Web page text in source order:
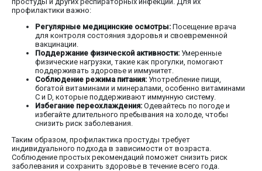
профилактики важно:
Регулярные медицинские осмотры: Посещение врача
для контроля состояния здоровья и своевременной
вакцинации.
Поддержание физической активности: Умеренные
физические нагрузки, такие как прогулки, помогают
поддерживать здоровье и иммунитет.
Соблюдение режима питания: Употребление пищи,
богатой витаминами и минералами, особенно витаминами
C и D, которые поддерживают иммунную систему.
Избегание переохлаждения: Одевайтесь по погоде и
избегайте длительного пребывания на холоде, чтобы
снизить риск заболевания.
Таким образом, профилактика простуды требует
индивидуального подхода в зависимости от возраста.
Соблюдение простых рекомендаций поможет снизить риск
заболевания и сохранить здоровье в течение всего года.